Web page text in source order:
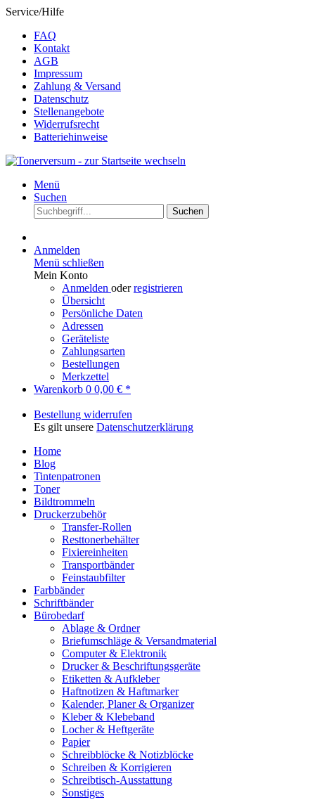
Service/Hilfe
FAQ
Kontakt
AGB
Impressum
Zahlung & Versand
Datenschutz
Stellenangebote
Widerrufsrecht
Batteriehinweise
Menü
Suchen
Suchen
Anmelden
Menü schließen
Mein Konto
Anmelden oderregistrieren
Übersicht
Persönliche Daten
Adressen
Geräteliste
Zahlungsarten
Bestellungen
Merkzettel
Warenkorb 0 0,00 € *
Bestellung widerrufen
Es gilt unsere Datenschutzerklärung
Home
Blog
Tintenpatronen
Toner
Bildtrommeln
Druckerzubehör
Transfer-Rollen
Resttonerbehälter
Fixiereinheiten
Transportbänder
Feinstaubfilter
Farbbänder
Schriftbänder
Bürobedarf
Ablage & Ordner
Briefumschläge & Versandmaterial
Computer & Elektronik
Drucker & Beschriftungsgeräte
Etiketten & Aufkleber
Haftnotizen & Haftmarker
Kalender, Planer & Organizer
Kleber & Klebeband
Locher & Heftgeräte
Papier
Schreibblöcke & Notizblöcke
Schreiben & Korrigieren
Schreibtisch-Ausstattung
Sonstiges